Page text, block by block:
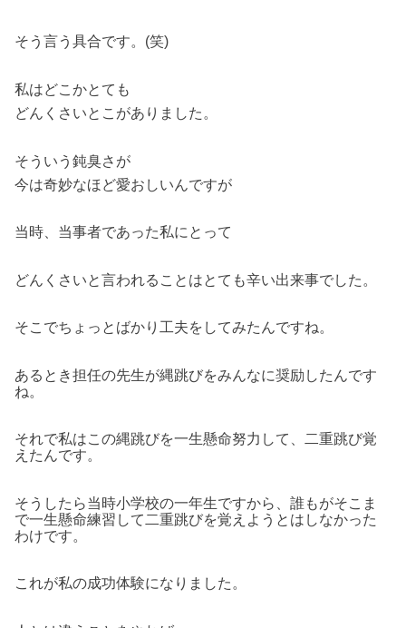
そう言う具合です。(笑)
私はどこかとても
どんくさいとこがありました。
そういう鈍臭さが
今は奇妙なほど愛おしいんですが
当時、当事者であった私にとって
どんくさいと言われることはとても辛い出来事でした。
そこでちょっとばかり工夫をしてみたんですね。
あるとき担任の先生が縄跳びをみんなに奨励したんです
ね。
それで私はこの縄跳びを一生懸命努力して、二重跳び覚
えたんです。
そうしたら当時小学校の一年生ですから、誰もがそこま
で一生懸命練習して二重跳びを覚えようとはしなかった
わけです。
これが私の成功体験になりました。